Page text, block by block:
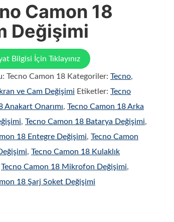
Camon 18
Değişimi
Bilgisi İçin Tıklayınız
Tecno Camon 18 Kategoriler: Tecno,
ve Cam Değişimi Etiketler: Tecno
Anakart Onarımı, Tecno Camon 18 Arka
, Tecno Camon 18 Batarya Değişimi,
18 Entegre Değişimi, Tecno Camon
, Tecno Camon 18 Kulaklık
Tecno Camon 18 Mikrofon Değişimi,
18 Şarj Soket Değişimi